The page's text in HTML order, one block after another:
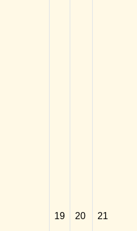
19 20 21